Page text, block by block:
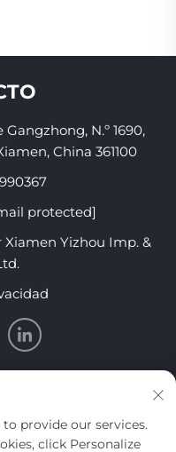
N.º 1690,
China 361100
protected]
Yizhou Imp. &
boletín semanal
provide our services.
click Personalize